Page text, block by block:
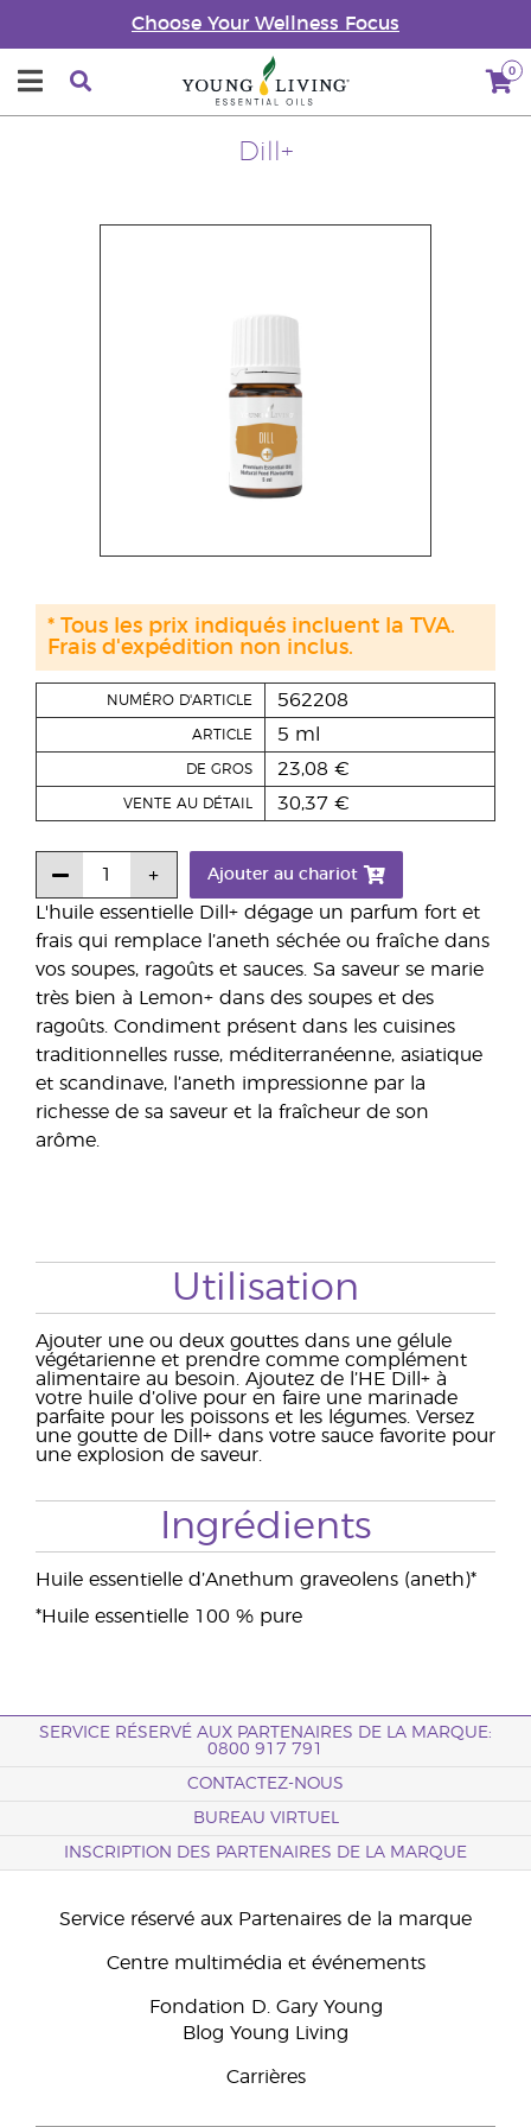
Choose Your Wellness Focus
0
Dill+
L'huile essentielle Dill+ dégage un parfum fort et
frais qui remplace l’aneth séchée ou fraîche dans
vos soupes, ragoûts et sauces. Sa saveur se marie
très bien à Lemon+ dans des soupes et des
ragoûts. Condiment présent dans les cuisines
traditionnelles russe, méditerranéenne, asiatique
et scandinave, l’aneth impressionne par la
richesse de sa saveur et la fraîcheur de son
arôme.
NUMÉRO D'ARTICLE 562208
ARTICLE 5 ml
DE GROS 23,08 €
VENTE AU DÉTAIL 30,37 €
Ajouter au chariot
* Tous les prix indiqués incluent la TVA.
Frais d'expédition non inclus.
Utilisation
Ajouter une ou deux gouttes dans une gélule
végétarienne et prendre comme complément
alimentaire au besoin. Ajoutez de l’HE Dill+ à
votre huile d’olive pour en faire une marinade
parfaite pour les poissons et les légumes. Versez
une goutte de Dill+ dans votre sauce favorite pour
une explosion de saveur.
Ingrédients
Huile essentielle d’Anethum graveolens (aneth)*
*Huile essentielle 100 % pure
SERVICE RÉSERVÉ AUX PARTENAIRES DE LA MARQUE:
0800 917 791
CONTACTEZ-NOUS
BUREAU VIRTUEL
INSCRIPTION DES PARTENAIRES DE LA MARQUE
Service réservé aux Partenaires de la marque
Centre multimédia et événements
Fondation D. Gary Young
Blog Young Living
Carrières